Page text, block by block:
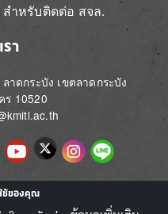
ำหรับติดต่อ สจล.
า
าดกระบัง เขตลาดกระบัง
ร 10520
ImageImageImageImage
ช้ของคุณ